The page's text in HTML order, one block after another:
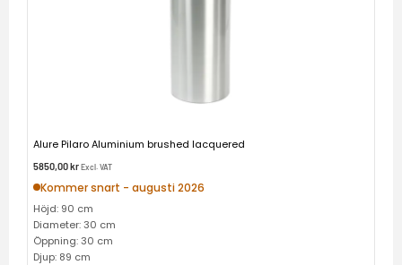
Alure Pilaro Aluminium brushed lacquered
5850,00krExcl. VAT
Kommer snart - augusti 2026
Höjd: 90 cm
Diameter: 30 cm
Öppning: 30 cm
Djup: 89 cm